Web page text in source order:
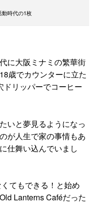
動時代の1枚
に大阪ミナミの繁華街
歳でカウンターに立た
リッパーでコーヒー
いと夢見るようになっ
が人生で家の事情もあ
仕舞い込んでいまし
てもできる！と始め
Lanterns Caféだった